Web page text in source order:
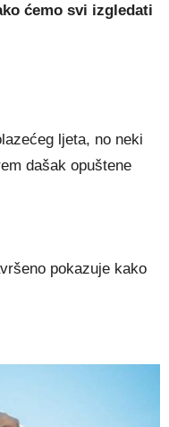
ćemo svi izgledati
ljeta, no neki
dašak opuštene
pokazuje kako